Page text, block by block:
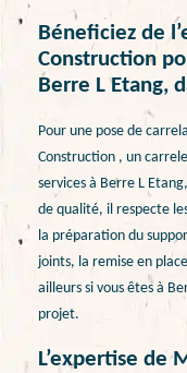
Béneficiez de
Construction
Berre L Etang,
Pour une pose de
Construction , un
services à Berre L
de qualité, il respecte
la préparation du
joints, la remise en
ailleurs si vous êtes à
projet.
L’expertise de